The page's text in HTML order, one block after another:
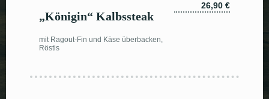
„Königin“ Kalbssteak
mit Ragout-Fin und Käse überbacken,
Röstis
26,90 €